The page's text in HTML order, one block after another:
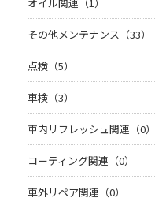
その他メンテナンス（33）
点検（5）
車検（3）
車内リフレッシュ関連（0）
コーティング関連（0）
車外リペア関連（0）